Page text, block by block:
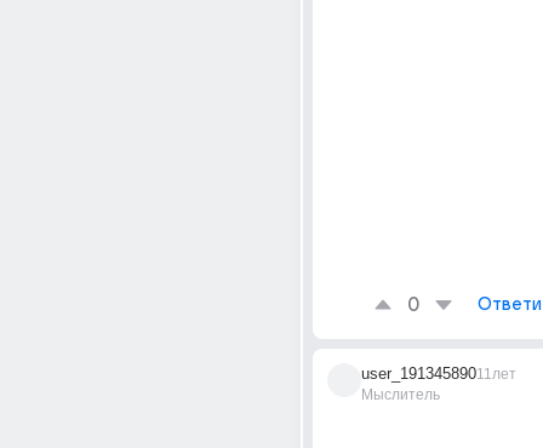
0
user_191345890
Мыслитель
11лет